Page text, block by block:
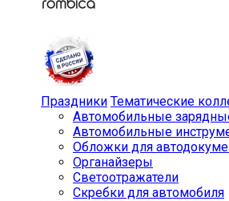
Праздники Тематические
Автомобильные
Автомобильные
Обложки для
Органайзеры
Светоотражатели
Скребки для автомобиля